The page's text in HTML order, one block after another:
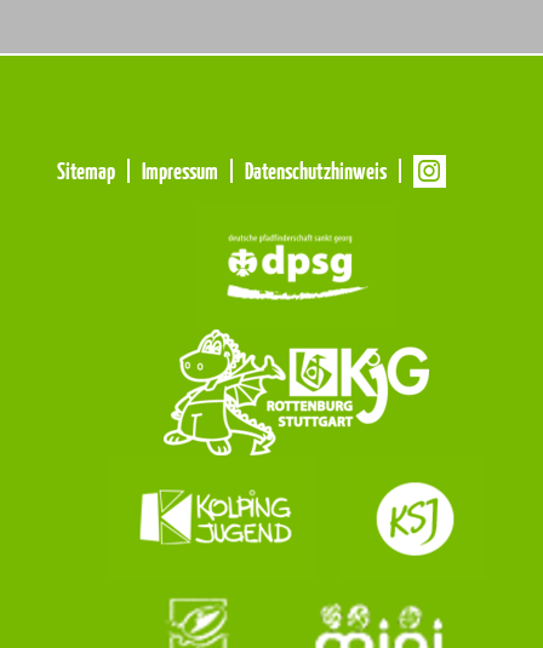
Navigation
Navigation
Sitemap Impressum Datenschutzhinweis